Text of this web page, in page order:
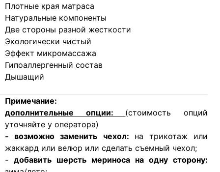
Плотные края матраса
Натуральные компоненты
Две стороны разной жесткости
Экологически чистый
Эффект микромассажа
Гипоаллергенный состав
Дышащий
Примечание:
дополнительные опции: (стоимость опций
уточняйте у оператора)
- возможно заменить чехол: на трикотаж или
жаккард или велюр или сделать съемный чехол;
- добавить шерсть мериноса на одну сторону: